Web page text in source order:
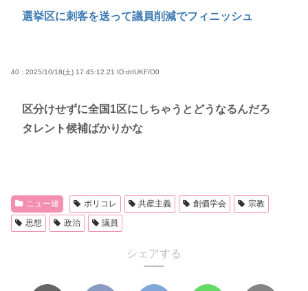
選挙区に刺客を送って議員削減でフィニッシュ
40 : 2025/10/18(土) 17:45:12.21 ID:dtIUKF/O0
区分けせずに全国1区にしちゃうとどうなるんだろ
タレント候補ばかりかな
ニュー速 ポリコレ 共産主義 創価学会
宗教
思想
政治 議員
シェアする